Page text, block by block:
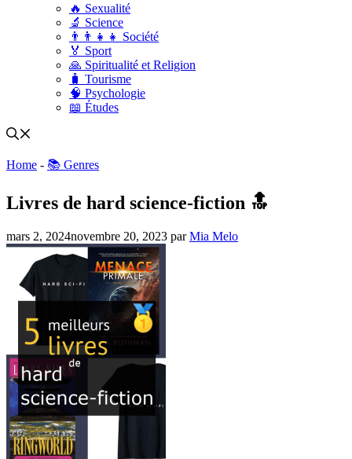
🔥 Sexualité
🔬 Science
👨‍👨‍👧‍👧 Société
🏅 Sport
🙏 Spiritualité et Religion
🧳 Tourisme
🧠 Psychologie
📖 Études
Home - 📚 Genres
Livres de hard science-fiction 🔝
mars 2, 2024novembre 20, 2023 parMia Melo